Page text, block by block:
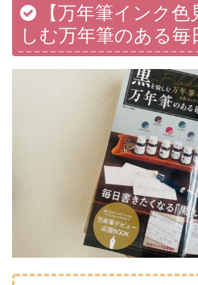
【万年筆インク
しむ万年筆のある毎